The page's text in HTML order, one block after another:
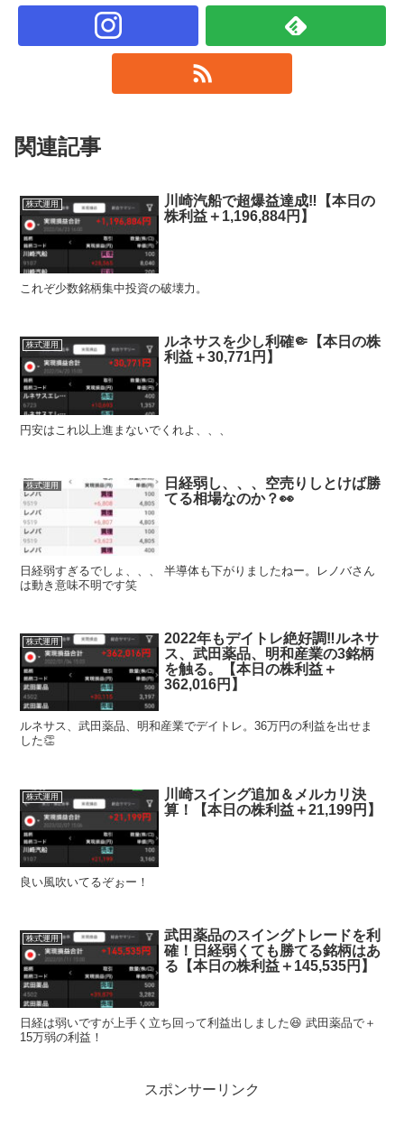
関連記事
株式運用
川崎汽船で超爆益達成‼︎【本日の
株利益＋1,196,884円】
これぞ少数銘柄集中投資の破壊力。
株式運用
ルネサスを少し利確🤏【本日の株
利益＋30,771円】
円安はこれ以上進まないでくれよ、、、
株式運用
日経弱し、、、空売りしとけば勝
てる相場なのか？👀
日経弱すぎるでしょ、、、 半導体も下がりましたねー。レノバさん
は動き意味不明です笑
株式運用
2022年もデイトレ絶好調‼︎ルネサ
ス、武田薬品、明和産業の3銘柄
を触る。【本日の株利益＋
362,016円】
ルネサス、武田薬品、明和産業でデイトレ。36万円の利益を出せま
した👏
株式運用
川崎スイング追加＆メルカリ決
算！【本日の株利益＋21,199円】
良い風吹いてるぞぉー！
株式運用
武田薬品のスイングトレードを利
確！日経弱くても勝てる銘柄はあ
る【本日の株利益＋145,535円】
日経は弱いですが上手く立ち回って利益出しました😆 武田薬品で＋
15万弱の利益！
スポンサーリンク